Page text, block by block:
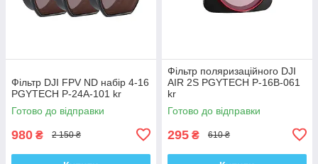
Фільтр DJI FPV ND набір 4-16
PGYTECH P-24A-101 kr
Готово до відправки
980 ₴ 2 150 ₴
Фільтр поляризаційного DJI
AIR 2S PGYTECH P-16B-061
kr
Готово до відправки
295 ₴ 610 ₴